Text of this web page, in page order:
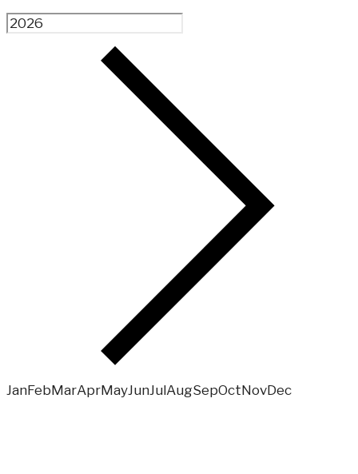
JanFebMarAprMayJunJulAugSepOctNovDec